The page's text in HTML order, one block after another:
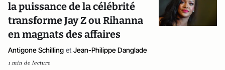
la puissance de la célébrité
transforme Jay Z ou Rihanna
en magnats des affaires
Antigone Schilling et Jean-Philippe Danglade
1 min de lecture